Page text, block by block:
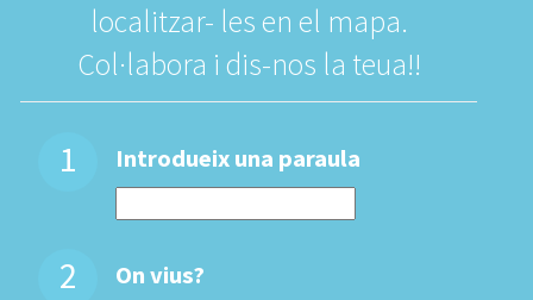
localitzar- les en el mapa.
Col·labora i dis-nos la teua!!
1 Introdueix una paraula
2 On vius?